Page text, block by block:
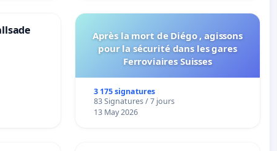
Après la mort de Diégo , agissons
pour la sécurité dans les gares
Ferroviaires Suisses
3 175 signatures
83 Signatures / 7 jours
13 May 2026